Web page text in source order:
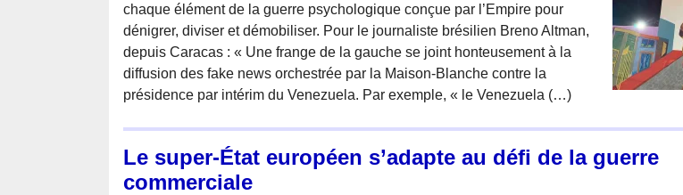
chaque élément de la guerre psychologique conçue par l’Empire pour
dénigrer, diviser et démobiliser. Pour le journaliste brésilien Breno Altman,
depuis Caracas : « Une frange de la gauche se joint honteusement à la
diffusion des fake news orchestrée par la Maison-Blanche contre la
présidence par intérim du Venezuela. Par exemple, « le Venezuela (…)
Le super-État européen s’adapte au défi de la guerre
commerciale